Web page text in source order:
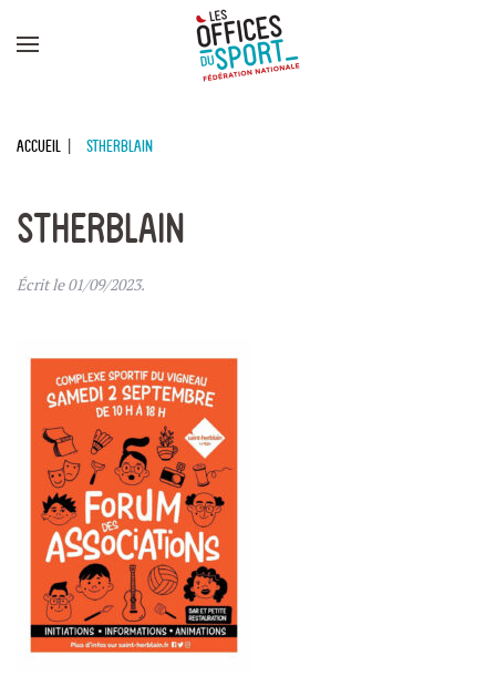
Accueil STHERBLAIN
STHERBLAIN
Écrit le01/09/2023.
Panneau de gestion des cookies